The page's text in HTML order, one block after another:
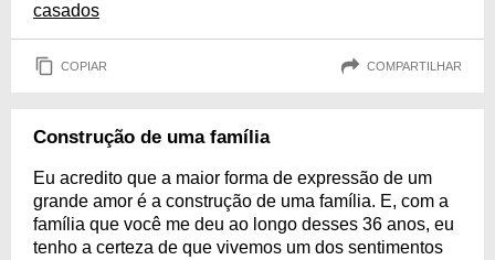
casados
COPIAR COMPARTILHAR
Construção de uma família
Eu acredito que a maior forma de expressão de um
grande amor é a construção de uma família. E, com a
família que você me deu ao longo desses 36 anos, eu
tenho a certeza de que vivemos um dos sentimentos